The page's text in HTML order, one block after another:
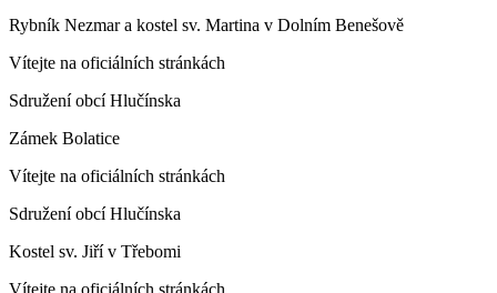
Rybník Nezmar a kostel sv. Martina v Dolním Benešově
Vítejte na oficiálních stránkách
Sdružení obcí Hlučínska
Zámek Bolatice
Vítejte na oficiálních stránkách
Sdružení obcí Hlučínska
Kostel sv. Jiří v Třebomi
Vítejte na oficiálních stránkách